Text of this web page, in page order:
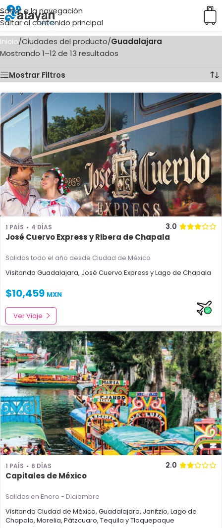
Saltar a la navegación
Saltar al contenido principal
Inicio/Ciudades del producto/Guadalajara
Mostrando 1–12 de 13 resultados
Mostrar Filtros
1 PAÍS 4 DÍAS 3.0
José Cuervo Express y Ribera de Chapala
Salidas todo el año desde Ciudad de México
Visitando Guadalajara, José Cuervo Express yLago de Chapala
$10,459 MXN
Ver Viaje
1 PAÍS 6 DÍAS 2.0
Capitales de México
Salidas en Enero - Diciembre
Visitando Ciudad de México, Guadalajara, Janitzio, Lago de
Chapala, Morelia, Pátzcuaro, Tequila yTlaquepaque